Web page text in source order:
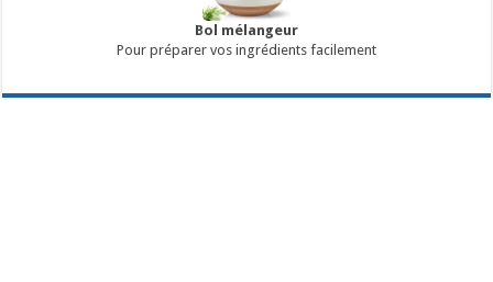
Bol mélangeur
Pour préparer vos ingrédients facilement